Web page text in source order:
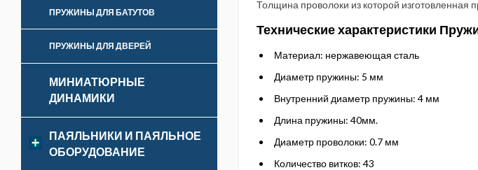
ПРУЖИНЫ ДЛЯ БАТУТОВ
ПРУЖИНЫ ДЛЯ ДВЕРЕЙ
МИНИАТЮРНЫЕ
ДИНАМИКИ
ПАЯЛЬНИКИ И ПАЯЛЬНОЕ
ОБОРУДОВАНИЕ
Толщина проволоки из которой изготовленная
Технические характеристики
Материал: нержавеющая сталь
Диаметр пружины: 5 мм
Внутренний диаметр пружины: 4 мм
Длина пружины: 40мм.
Диаметр проволоки: 0.7 мм
Количество витков: 43